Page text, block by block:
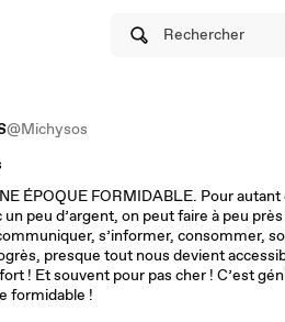
Rechercher
@Michysos
ÉPOQUE FORMIDABLE. Pour autant
un peu d’argent, on peut faire à peu près
s’informer, consommer,
presque tout nous devient
! Et souvent pour pas cher ! C’est
formidable !